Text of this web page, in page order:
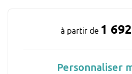
à partir de 1
Personnaliser